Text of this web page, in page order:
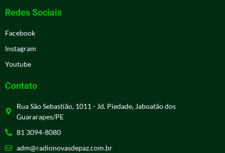
Redes Sociais
Facebook
Instagram
Youtube
Contato
Rua São Sebastião, 1011 - Jd. Piedade, Jaboatão dos
Guararapes/PE
81 3094-8080
adm@radionovasdepaz.com.br